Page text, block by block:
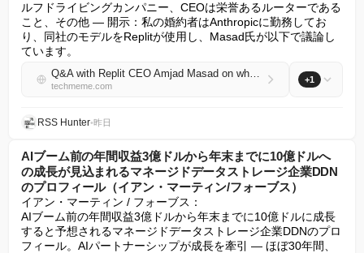
ルフドライビングカンパニー、CEOは栄誉あるルーターである
こと、その他 — 開示：私の婚約者はAnthropicに勤務してお
り、同社のモデルをReplitが使用し、Masad氏が以下で議論し
ています。
Q&A with Replit CEO Amjad Masad on why "vibe coding" is never about coding, the SaaSpocalypse, the "self-driving company", a CEO is a glorified router, and more (Casey Newton/Platformer)
techmeme.com
+1
RSS Hunter•昨日
AIブーム前の年間収益3億ドルから年末までに10億ドルへ
の成長が見込まれるマネージドデータストレージ企業DDN
のプロフィール（イアン・マーティン/フォーブス）
イアン・マーティン / フォーブス：
AIブーム前の年間収益3億ドルから年末までに10億ドルに成長
すると予想されるマネージドデータストレージ企業DDNのプロ
フィール。AIパートナーシップが成長を牽引 — ほぼ30年間、